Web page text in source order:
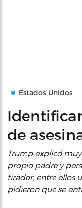
Estados Unidos
de
Trump explicó
propio padre y
tirador, entre ellos
pidieron que se